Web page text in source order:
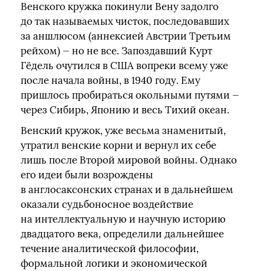
Венского кружка покинули Вену задолго
до так называемых чисток, последовавших
за аншлюсом (аннексией Австрии Третьим
рейхом) — но не все. Запоздавший Курт
Гёдель очутился в США вопреки всему уже
после начала войны, в 1940 году. Ему
пришлось пробираться окольными путями —
через Сибирь, Японию и весь Тихий океан.
Венский кружок, уже весьма знаменитый,
утратил венские корни и вернул их себе
лишь после Второй мировой войны. Однако
его идеи были возрождены
в англосаксонских странах и в дальнейшем
оказали судьбоносное воздействие
на интеллектуальную и научную историю
двадцатого века, определили дальнейшее
течение аналитической философии,
формальной логики и экономической